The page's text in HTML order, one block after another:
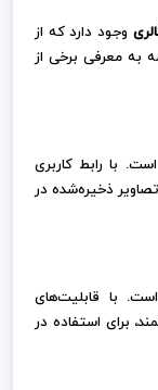
وجود دارد که از
به معرفی برخی از
با رابط کاربری
ذخیره‌شده در
با قابلیت‌های
برای استفاده در